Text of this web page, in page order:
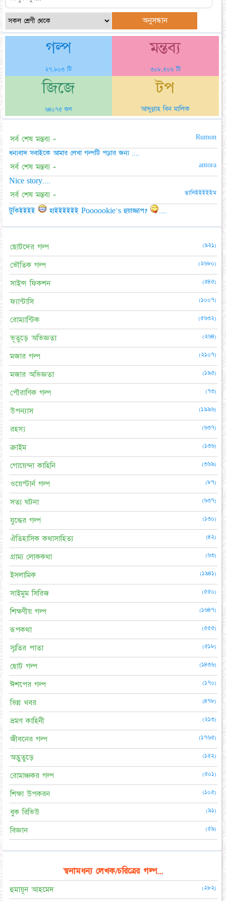
গল্প
২৭,৮০৩ টি
মন্তব্য
৩০৮,৫০৬ টি
জিজে
৬৪০৭৫ জন
টপ
আব্দুল্লাহ বিন মালিক
সর্ব শেষ মন্তব্য - Rumon
ধন্যবাদ সবাইকে আমার লেখা গল্পটি পড়ার জন্য ....
সর্ব শেষ মন্তব্য - antora
Nice story....
সর্ব শেষ মন্তব্য - তানিইইইইইম
টুকিইইইই হাইইইইইই Poooookie's হুয়াজ্জাপ?
ছোটদের গল্প (৯২১)
ভৌতিক গল্প (২৬৮০)
সাইন্স ফিকশন (৫৪৫)
ফ্যান্টাসি (১০০৭)
রোম্যান্টিক (৫৬৩২)
ভূতুড়ে অভিজ্ঞতা (২৬৪)
মজার গল্প (২১০৭)
মজার অভিজ্ঞতা (১৯৫)
পৌরাণিক গল্প (৭৩)
উপন্যাস (১৯৯৬)
রহস্য (৬৩৭)
ক্রাইম (১৩৬)
গোয়েন্দা কাহিনি (৩৬৯)
ওয়েস্টার্ন গল্প (৮৭)
সত্য ঘটনা (৬৩৭)
যুদ্ধের গল্প (১৩০)
ঐতিহাসিক কথাসাহিত্য (৪২)
গ্রাম্য লোককথা (৬৩)
ইসলামিক (১৯৪১)
সাইমুম সিরিজ (৫৫০)
শিক্ষণীয় গল্প (১৬৪৭)
রূপকথা (৫৫৫)
স্মৃতির পাতা (৫১৮)
ছোট গল্প (১৪৩৬)
ঈশপের গল্প (১৭০)
ভিন্ন খবর (৪৭৮)
ভ্রমণ কাহিনী (২১৩)
জীবনের গল্প (১৭৬৫)
অদ্ভুতুড়ে (১৫২)
রোমাঞ্চকর গল্প (৫০১)
শিক্ষা উপকরন (১০৫)
বুক রিভিউ (৯১)
বিজ্ঞান (৫৯)
স্বনামধন্য লেখক/চরিত্রের গল্প...
হুমায়ূন আহমেদ (২৮২)